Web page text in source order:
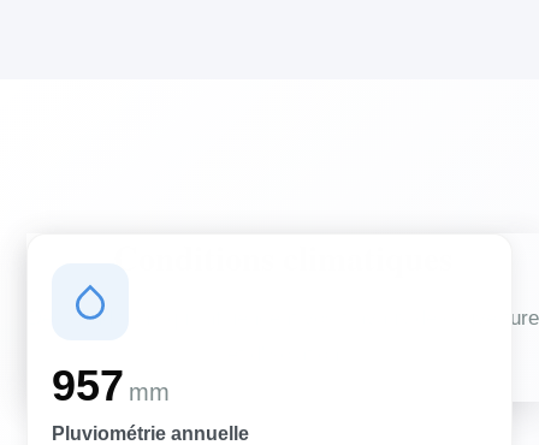
Des conditions qui influencent vos travaux de couverture
957 mm
Pluviométrie annuelle